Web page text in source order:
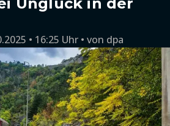
• 16:25 Uhr von dpa